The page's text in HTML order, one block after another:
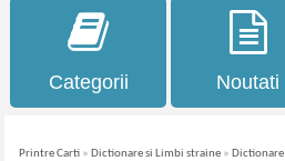
Categorii Noutati
Printre Carti » Dictionare si Limbi straine » Dictionare